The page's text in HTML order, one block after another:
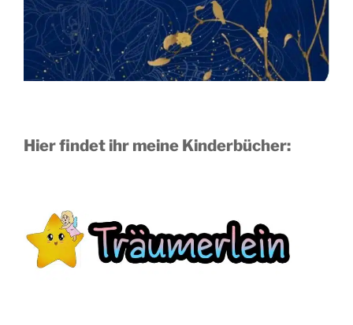
Hier findet ihr meine Kinderbücher: